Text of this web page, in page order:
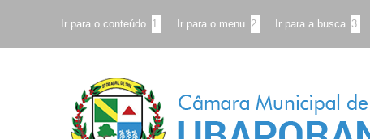
Ir para o conteúdo 1 Ir para o menu 2 Ir para a busca 3